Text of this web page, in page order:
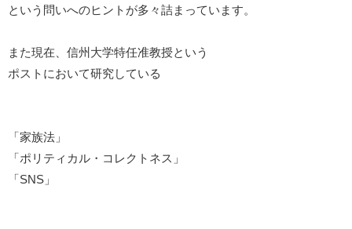
という問いへのヒントが多々詰まっています。
また現在、信州大学特任准教授という
ポストにおいて研究している
「家族法」
「ポリティカル・コレクトネス」
「SNS」